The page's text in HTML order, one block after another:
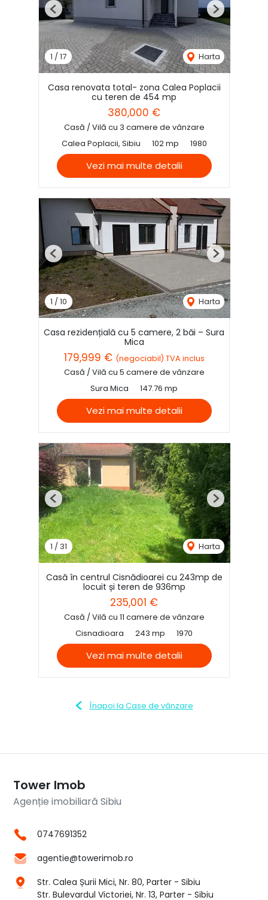
1 / 17 Harta
Previous Next
Casa renovata total- zona Calea Poplacii
cu teren de 454 mp
380,000 €
Casă / Vilă cu 3 camere de vânzare
Calea Poplacii, Sibiu
102 mp 1980
Vezi mai multe detalii
1 /10 Harta
Previous Next
Casa rezidențială cu 5 camere, 2 băi – Sura
Mica
179,999 € (negociabil) TVA inclus
Casă / Vilă cu 5 camere de vânzare
Sura Mica
147.76 mp
Vezi mai multe detalii
1 / 31 Harta
Previous Next
Casă în centrul Cisnădioarei cu 243mp de
locuit și teren de 936mp
235,001 €
Casă / Vilă cu 11 camere de vânzare
Cisnadioara
243 mp 1970
Vezi mai multe detalii
Înapoi la Case de vânzare
Tower Imob
Agenție imobiliară Sibiu
0747691352
agentie@towerimob.ro
Str. Calea Șurii Mici, Nr. 80, Parter - Sibiu
Str. Bulevardul Victoriei, Nr. 13, Parter - Sibiu